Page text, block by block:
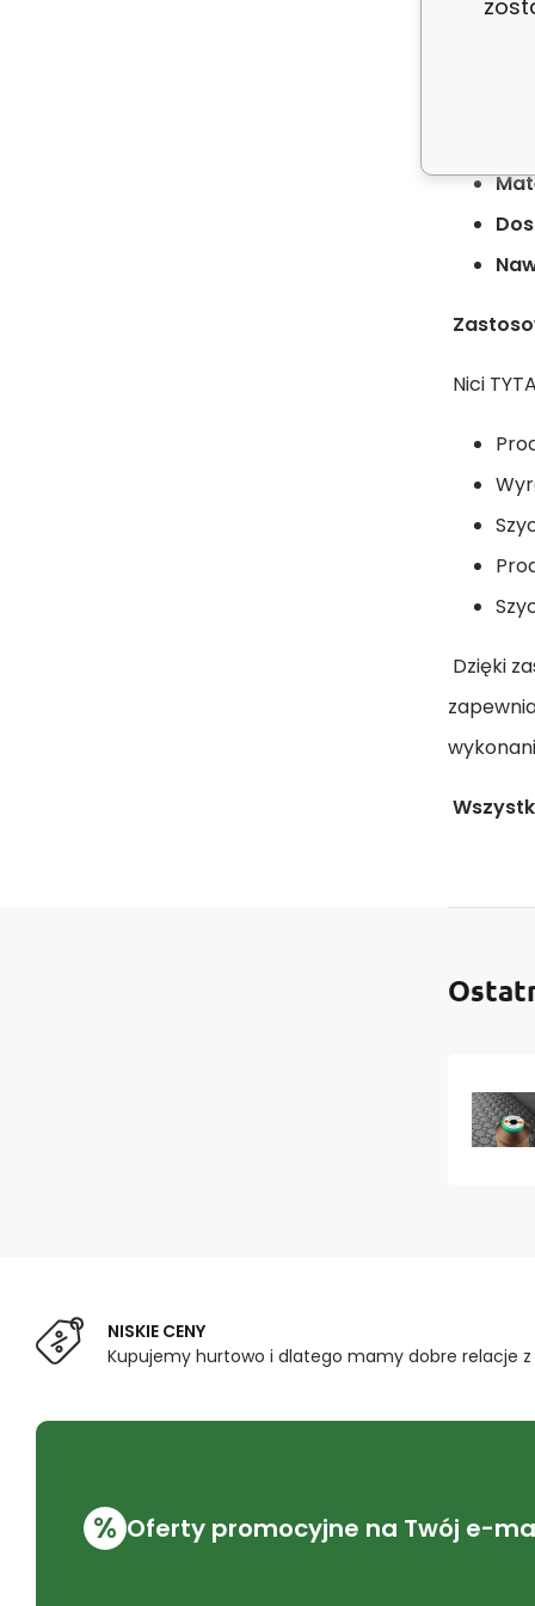
Nici
Dzięki
NISKIE CENY
Kupujemy hurtowo i dlatego mamy dobre relacje
% Oferty promocyjne na Twój e-